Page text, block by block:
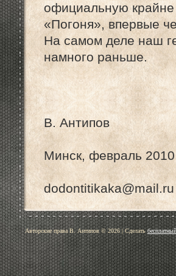
официальную крайне
«Погоня», впервые
На самом деле наш
намного раньше.
В. Антипов
Минск, февраль 2010
dodontitikaka@mail.ru
Авторские права В. Антипов © 2026|Сделать